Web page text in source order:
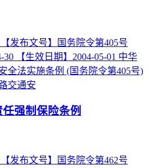
发布文号】国务院令第405号
30 【生效日期】2004-05-01 中华
全法实施条例 (国务院令第405号)
交通安
强制保险条例
发布文号】国务院令第462号